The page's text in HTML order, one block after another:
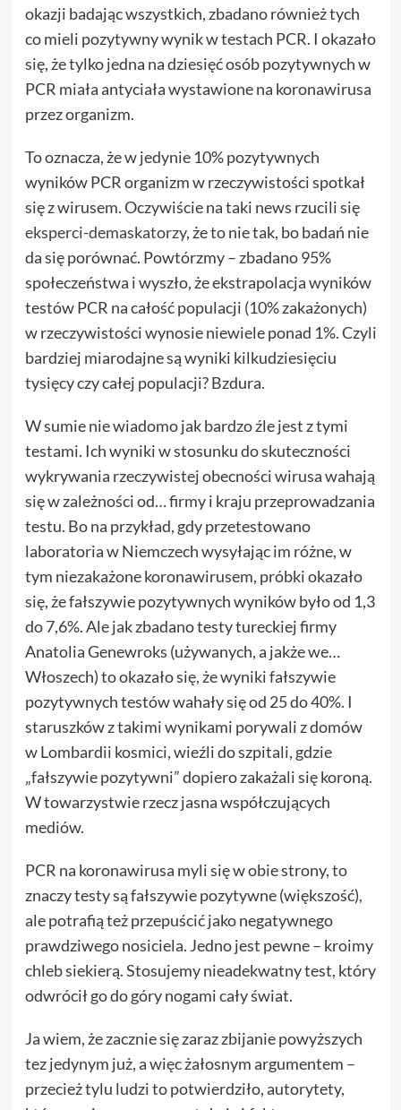
okazji badając wszystkich, zbadano również tych
co mieli pozytywny wynik w testach PCR. I okazało
się, że tylko jedna na dziesięć osób pozytywnych w
PCR miała antyciała wystawione na koronawirusa
przez organizm.
To oznacza, że w jedynie 10% pozytywnych
wyników PCR organizm w rzeczywistości spotkał
się z wirusem. Oczywiście na taki news rzucili się
eksperci-demaskatorzy, że to nie tak, bo badań nie
da się porównać. Powtórzmy – zbadano 95%
społeczeństwa i wyszło, że ekstrapolacja wyników
testów PCR na całość populacji (10% zakażonych)
w rzeczywistości wynosie niewiele ponad 1%. Czyli
bardziej miarodajne są wyniki kilkudziesięciu
tysięcy czy całej populacji? Bzdura.
W sumie nie wiadomo jak bardzo źle jest z tymi
testami. Ich wyniki w stosunku do skuteczności
wykrywania rzeczywistej obecności wirusa wahają
się w zależności od… firmy i kraju przeprowadzania
testu. Bo na przykład, gdy przetestowano
laboratoria w Niemczech wysyłając im różne, w
tym niezakażone koronawirusem, próbki okazało
się, że fałszywie pozytywnych wyników było od 1,3
do 7,6%. Ale jak zbadano testy tureckiej firmy
Anatolia Genewroks (używanych, a jakże we…
Włoszech) to okazało się, że wyniki fałszywie
pozytywnych testów wahały się od 25 do 40%. I
staruszków z takimi wynikami porywali z domów
w Lombardii kosmici, wieźli do szpitali, gdzie
„fałszywie pozytywni” dopiero zakażali się koroną.
W towarzystwie rzecz jasna współczujących
mediów.
PCR na koronawirusa myli się w obie strony, to
znaczy testy są fałszywie pozytywne (większość),
ale potrafią też przepuścić jako negatywnego
prawdziwego nosiciela. Jedno jest pewne – kroimy
chleb siekierą. Stosujemy nieadekwatny test, który
odwrócił go do góry nogami cały świat.
Ja wiem, że zacznie się zaraz zbijanie powyższych
tez jedynym już, a więc żałosnym argumentem –
przecież tylu ludzi to potwierdziło, autorytety,